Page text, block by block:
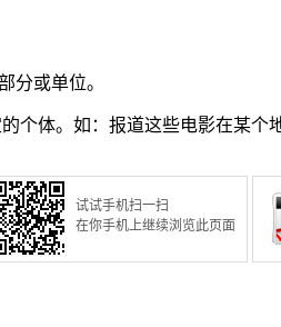
分或单位。
个体。如：报道这些电影在某个
试试手机扫一扫
在你手机上继续浏览此页面